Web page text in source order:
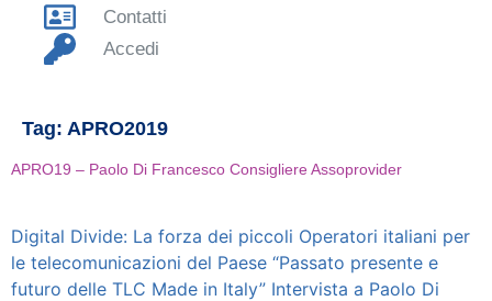
Contatti
Accedi
Tag: APRO2019
APRO19 – Paolo Di Francesco Consigliere Assoprovider
Digital Divide: La forza dei piccoli Operatori italiani per
le telecomunicazioni del Paese “Passato presente e
futuro delle TLC Made in Italy” Intervista a Paolo Di